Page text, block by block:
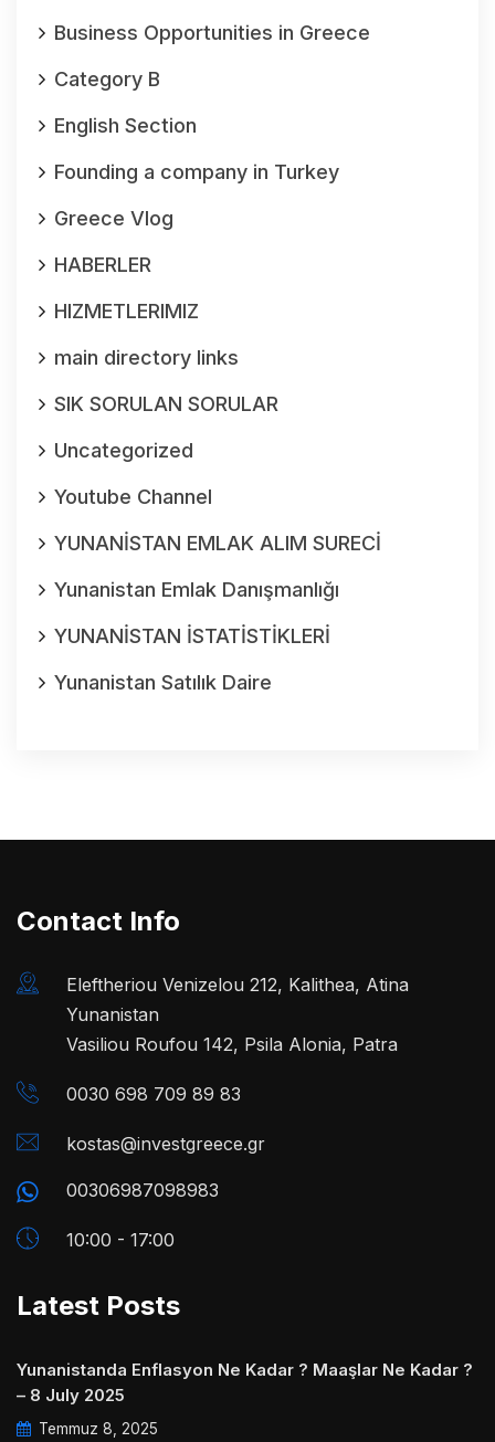
Business Opportunities in Greece
Category B
English Section
Founding a company in Turkey
Greece Vlog
HABERLER
HIZMETLERIMIZ
main directory links
SIK SORULAN SORULAR
Uncategorized
Youtube Channel
YUNANİSTAN EMLAK ALIM SURECİ
Yunanistan Emlak Danışmanlığı
YUNANİSTAN İSTATİSTİKLERİ
Yunanistan Satılık Daire
Contact Info
Eleftheriou Venizelou 212, Kalithea, Atina
Yunanistan
Vasiliou Roufou 142, Psila Alonia, Patra
0030 698 709 89 83
kostas@investgreece.gr
00306987098983
10:00 - 17:00
Latest Posts
Yunanistanda Enflasyon Ne Kadar ? Maaşlar Ne Kadar ?
– 8 July 2025
Temmuz 8, 2025